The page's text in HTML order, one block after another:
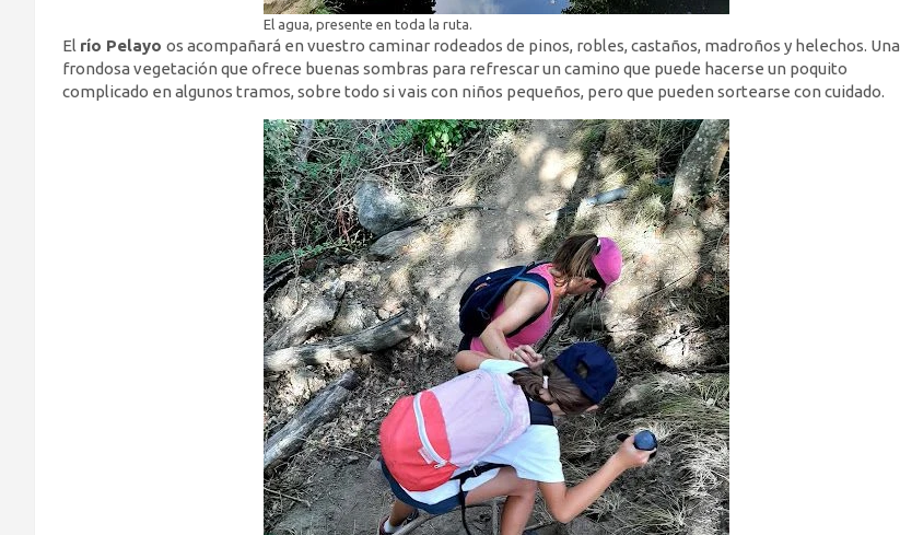
El agua, presente en toda la ruta.
El río Pelayo os acompañará en vuestro caminar rodeados de pinos, robles, castaños, madroños y helechos. Una
frondosa vegetación que ofrece buenas sombras para refrescar un camino que puede hacerse un poquito
complicado en algunos tramos, sobre todo si vais con niños pequeños, pero que pueden sortearse con cuidado.